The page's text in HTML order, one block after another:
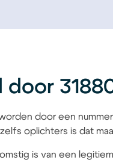
door
door een
oplichters is dat
is van een